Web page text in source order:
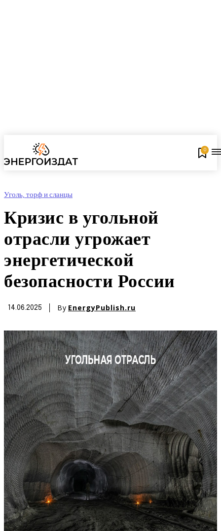
0
Уголь, торф и сланцы
Кризис в угольной
отрасли угрожает
энергетической
безопасности России
14.06.2025 By EnergyPublish.ru